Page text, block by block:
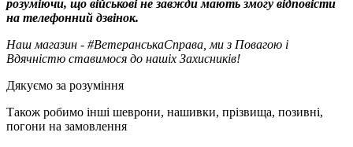
розуміючи, що військові не завжди мають змогу відповісти
на телефонний дзвінок.
Наш магазин - #ВетеранськаСправа, ми з Повагою і
Вдячністю ставимося до нашіх Захисників!
Дякуємо за розуміння
Також робимо інші шеврони, нашивки, прізвища, позивні,
погони на замовлення